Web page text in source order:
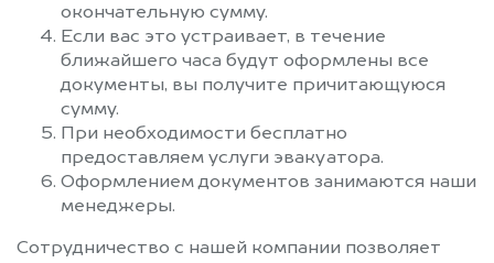
окончательную сумму.
Если вас это устраивает, в течение
ближайшего часа будут оформлены все
документы, вы получите причитающуюся
сумму.
При необходимости бесплатно
предоставляем услуги эвакуатора.
Оформлением документов занимаются наши
менеджеры.
Сотрудничество с нашей компании позволяет